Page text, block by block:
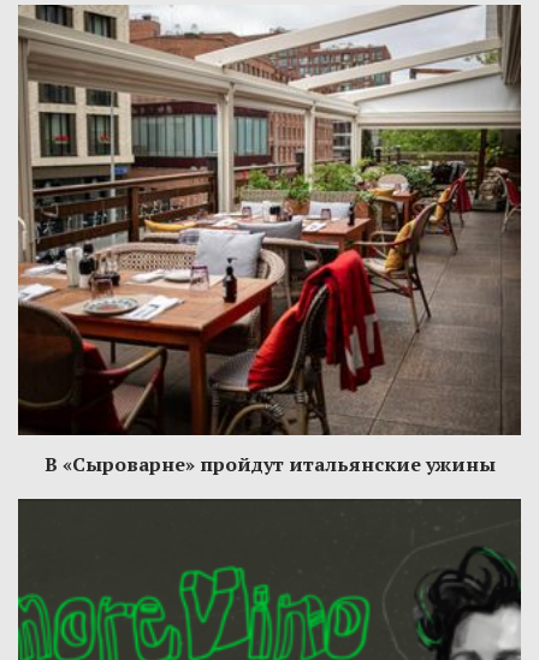
В «Сыроварне» пройдут итальянские ужины